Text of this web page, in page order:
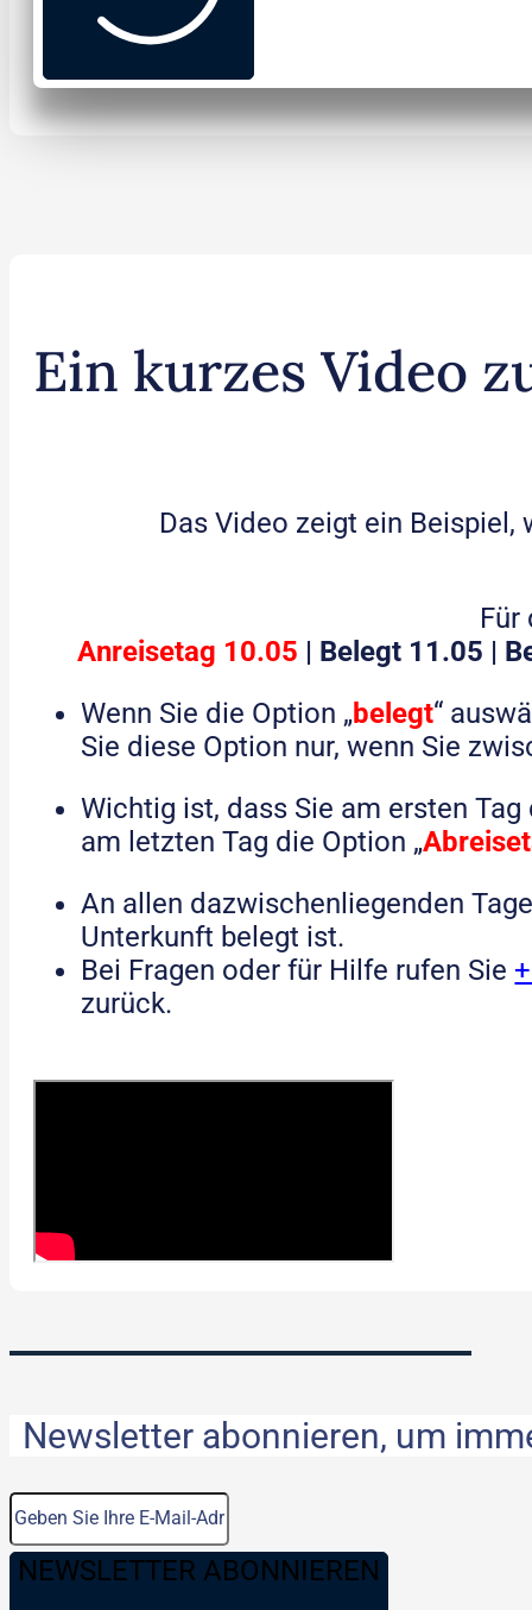
Ein kurzes Video
Das Video zeigt ein Beispiel,
Für
Anreisetag 10.05 | Belegt 11.05 |
Wenn Sie die Option „belegt“
Sie diese Option nur, wenn Sie
Wichtig ist, dass Sie am ersten Tag
am letzten Tag die Option „
An allen dazwischenliegenden
Unterkunft belegt ist.
Bei Fragen oder für Hilfe rufen Sie
zurück.
Newsletter abonnieren, um
NEWSLETTER ABONNIEREN